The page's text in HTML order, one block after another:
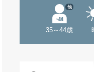
35～44歳
他